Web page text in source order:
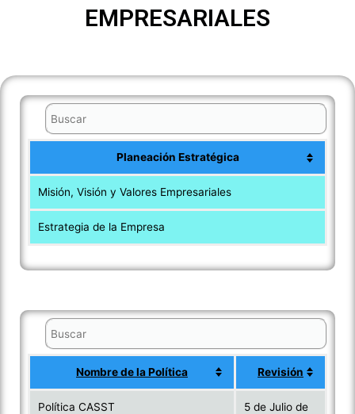
EMPRESARIALES
Planeación Estratégica
Misión, Visión y Valores Empresariales
Estrategia de la Empresa
Nombre de la Política Revisión
Política CASST
5 de Julio de